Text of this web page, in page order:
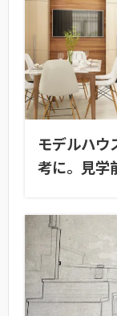
モデルハウ
考に。見学